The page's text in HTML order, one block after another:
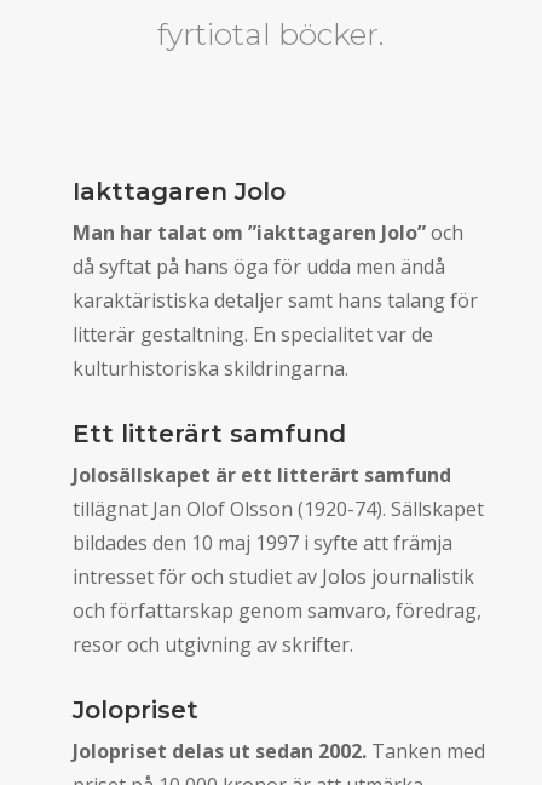
fyrtiotal böcker.
Iakttagaren Jolo
Man har talat om ”iakttagaren Jolo”och
då syftat på hans öga för udda men ändå
karaktäristiska detaljer samt hans talang för
litterär gestaltning. En specialitet var de
kulturhistoriska skildringarna.
Ett litterärt samfund
Jolosällskapet är ett litterärt samfund
tillägnat Jan Olof Olsson (1920-74). Sällskapet
bildades den 10 maj 1997 i syfte att främja
intresset för och studiet av Jolos journalistik
och författarskap genom samvaro, föredrag,
resor och utgivning av skrifter.
Jolopriset
Jolopriset delas ut sedan 2002.Tanken med